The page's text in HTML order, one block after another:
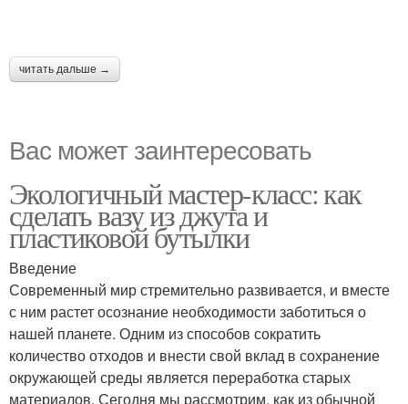
читать дальше →
Вас может заинтересовать
Экологичный мастер-класс: как
сделать вазу из джута и
пластиковой бутылки
Введение
Современный мир стремительно развивается, и вместе
с ним растет осознание необходимости заботиться о
нашей планете. Одним из способов сократить
количество отходов и внести свой вклад в сохранение
окружающей среды является переработка старых
материалов. Сегодня мы рассмотрим, как из обычной